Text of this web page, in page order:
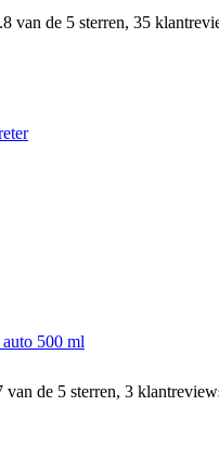
van de 5 sterren, 35
500 ml
van de 5 sterren, 3